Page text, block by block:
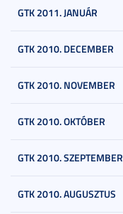
GTK 2011. JANUÁR
GTK 2010. DECEMBER
GTK 2010. NOVEMBER
GTK 2010. OKTÓBER
GTK 2010. SZEPTEMBER
GTK 2010. AUGUSZTUS